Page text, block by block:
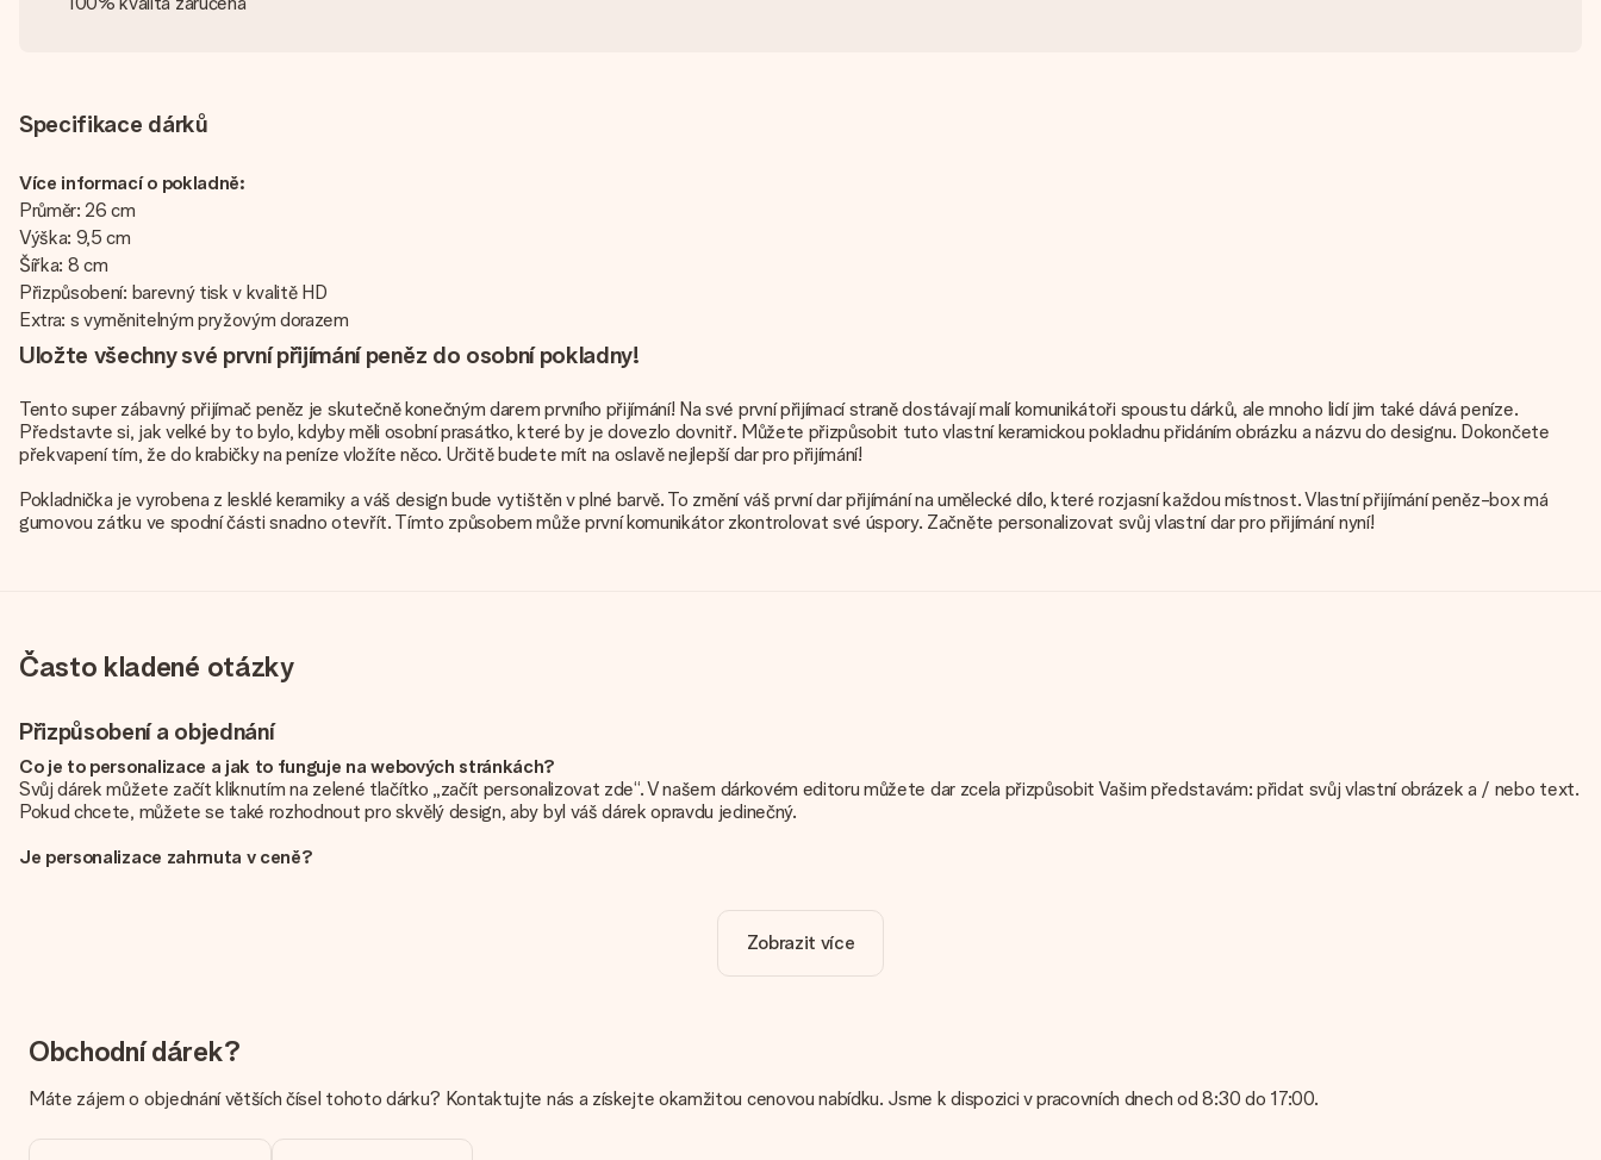
Specifikace dárků
Více informací o pokladně:
Průměr: 26 cm
Výška: 9,5 cm
Šířka: 8 cm
Přizpůsobení: barevný tisk v kvalitě HD
Extra: s vyměnitelným pryžovým dorazem
Uložte všechny své první přijímání peněz do osobní pokladny!
Tento super zábavný přijímač peněz je skutečně konečným darem prvního přijímání! Na své první přijímací straně dostávají malí komunikátoři spoustu dárků, ale mnoho lidí jim také dává peníze.
Představte si, jak velké by to bylo, kdyby měli osobní prasátko, které by je dovezlo dovnitř. Můžete přizpůsobit tuto vlastní keramickou pokladnu přidáním obrázku a názvu do designu. Dokončete
překvapení tím, že do krabičky na peníze vložíte něco. Určitě budete mít na oslavě nejlepší dar pro přijímání!
Pokladnička je vyrobena z lesklé keramiky a váš design bude vytištěn v plné barvě. To změní váš první dar přijímání na umělecké dílo, které rozjasní každou místnost. Vlastní přijímání peněz-box má
gumovou zátku ve spodní části snadno otevřít. Tímto způsobem může první komunikátor zkontrolovat své úspory. Začněte personalizovat svůj vlastní dar pro přijímání nyní!
Často kladené otázky
Přizpůsobení a objednání
Co je to personalizace a jak to funguje na webových stránkách?
Svůj dárek můžete začít kliknutím na zelené tlačítko „začít personalizovat zde“. V našem dárkovém editoru můžete dar zcela přizpůsobit Vašim představám: přidat svůj vlastní obrázek a / nebo text.
Pokud chcete, můžete se také rozhodnout pro skvělý design, aby byl váš dárek opravdu jedinečný.
Je personalizace zahrnuta v ceně?
Chceme se ujistit, že jste se svým dárkem naprosto spokojeni. Proto je důležité používat vysoce kvalitní fotografie. Pokud si nejste jisti kvalitou snímku, kontaktujte náš zákaznický servis a přiložte
fotografii spolu s dárkem, který máte zájem objednat. Ti pak mohou kvalitu zkontrolovat za vás!
Nahrajete soubory JPG a PNG do našeho editoru. Je to příliš technické nebo máte obrázek jiného formátu, který byste chtěli použít? Kontaktujte prosím náš zákaznický servis. Jsou rádi, že vám
pomohou, abyste mohli dar, který chcete!
Co když barva nebo volba, kterou chci, není k dispozici?
Zobrazit více
Obchodní dárek?
Máte zájem o objednání větších čísel tohoto dárku? Kontaktujte nás a získejte okamžitou cenovou nabídku. Jsme k dispozici v pracovních dnech od 8:30 do 17:00.